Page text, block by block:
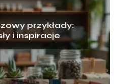
przykłady:
i inspiracje